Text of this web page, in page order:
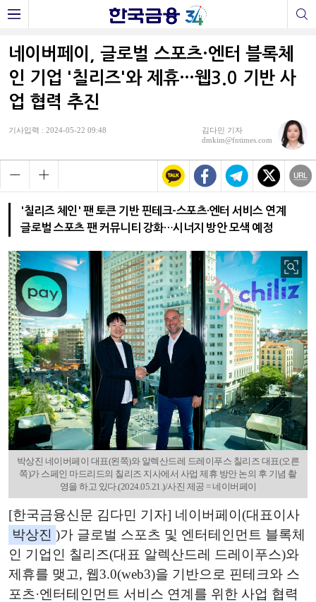
네이버페이, 글로벌 스포츠·엔터 블록체
인 기업 '칠리즈'와 제휴…웹3.0 기반 사
업 협력 추진
기사입력 : 2024-05-22 09:48
김다민 기자
dmkim@fntimes.com
'칠리즈 체인' 팬 토큰 기반 핀테크-스포츠·엔터 서비스 연계
글로벌 스포츠 팬 커뮤니티 강화…시너지 방안 모색 예정
박상진 네이버페이 대표(왼쪽)와 알렉산드레 드레이푸스 칠리즈 대표(오른
쪽)가 스페인 마드리드의 칠리즈 지사에서 사업 제휴 방안 논의 후 기념 촬
영을 하고 있다.(2024.05.21.)/사진 제공 = 네이버페이
[한국금융신문 김다민 기자] 네이버페이(대표이사
박상진 )가 글로벌 스포츠 및 엔터테인먼트 블록체
인 기업인 칠리즈(대표 알렉산드레 드레이푸스)와
제휴를 맺고, 웹3.0(web3)을 기반으로 핀테크와 스
포츠·엔터테인먼트 서비스 연계를 위한 사업 협력